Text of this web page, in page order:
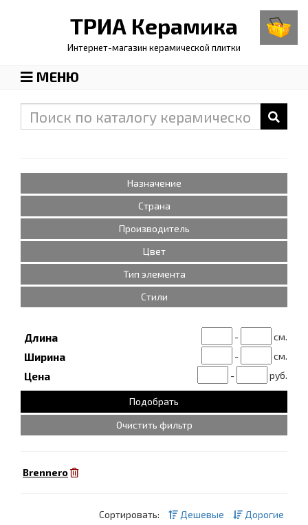
ТРИА Керамика
Интернет-магазин керамической плитки
МЕНЮ
Назначение
Страна
Производитель
Цвет
Тип элемента
Стили
Длина - см.
Ширина - см.
Цена - руб.
Очистить фильтр
Brennero
Сортировать: Дешевые Дорогие